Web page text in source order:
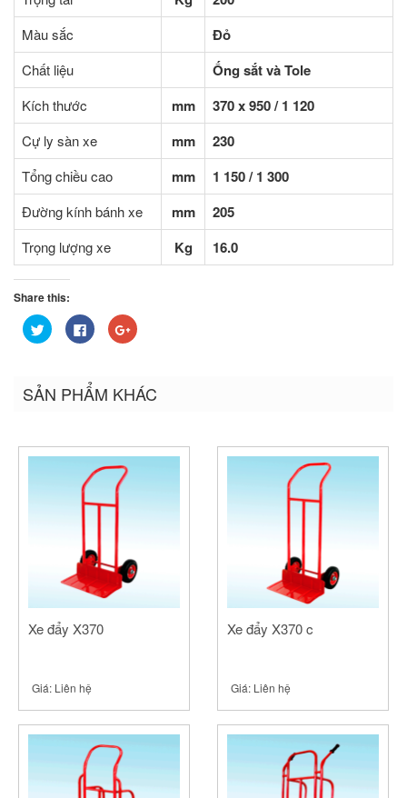
Màu sắc Đỏ
Chất liệu Ống sắt và Tole
Kích thước mm 370 x 950 / 1 120
Cự ly sàn xe mm 230
Tổng chiều cao mm 1 150 / 1 300
Đường kính bánh xe mm 205
Trọng lượng xe Kg 16.0
Share this:
Bấm
để
(Opens
in
Nhấn
vào
Facebook
(Opens
in
Bấm
để
(Opens
in
SẢN PHẨM KHÁC
Xe đẩy X370
Giá: Liên hệ
Xe đẩy X370 c
Giá: Liên hệ